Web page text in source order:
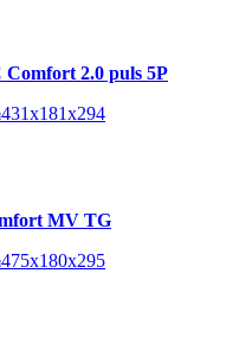
Comfort 2.0 puls 5P
431x181x294
MV TG
475x180x295